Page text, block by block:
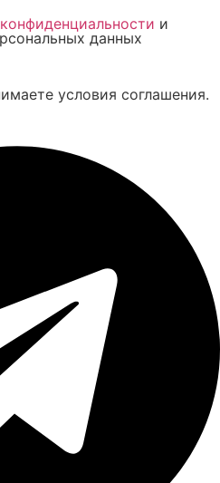
и
данных
условия соглашения.